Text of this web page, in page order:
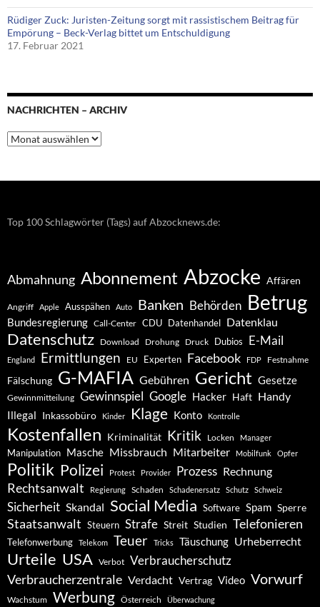
Rüdiger Zuck: Juristen-Zeitung sorgt mit rassistischem Beitrag für
Empörung – Beck-Verlag bittet um Entschuldigung
17. Februar 2021
NACHRICHTEN – ARCHIV
Nachrichten
–
Top 100 Schlagwörter (Tags) auf Abzocknews.de:
Abmahnung Abonnement Abzocke Affären
Angriff Apple Ausspähen Auto Banken Behörden Betrug
Bundesregierung Call-Center CDU Datenhandel Datenklau
Datenschutz Download Drohung Druck Dubios E-Mail
England Ermittlungen EU Experten Facebook FDP Festnahme
Fälschung G-MAFIA Gebühren Gericht Gesetze
Gewinnmitteilung Gewinnspiel Google Hacker Haft Handy
Illegal Inkassobüro Kinder Klage Konto Kontrolle
Kostenfallen Kriminalität Kritik Locken Manager
Manipulation Masche Missbrauch Mitarbeiter Mobilfunk Opfer
Politik Polizei Protest Provider Prozess Rechnung
Rechtsanwalt Regierung Schaden Schadenersatz Schutz Schweiz
Sicherheit Skandal Social Media Software Spam Sperre
Staatsanwalt Steuern Strafe Streit Studien Telefonieren
Telefonwerbung Telekom Teuer Tricks Täuschung Urheberrecht
Urteile USA Verbot Verbraucherschutz
Verbraucherzentrale Verdacht Vertrag Video Vorwurf
Wachstum Werbung Österreich Überwachung